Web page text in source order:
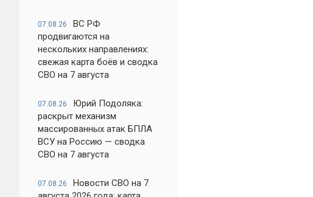
07.08.26
ВС РФ
продвигаются на
нескольких направлениях:
свежая карта боёв и сводка
СВО на 7 августа
07.08.26
Юрий Подоляка:
раскрыт механизм
массированных атак БПЛА
ВСУ на Россию — сводка
СВО на 7 августа
07.08.26
Новости СВО на 7